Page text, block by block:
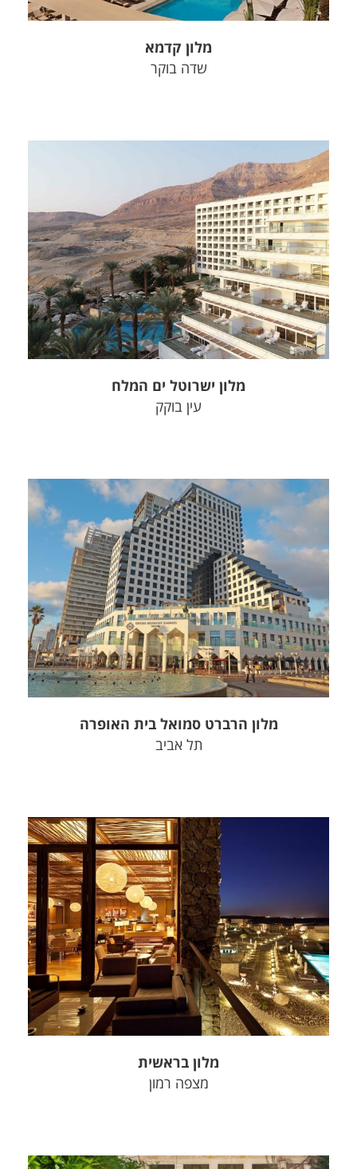
מלון קדמא
שדה בוקר
מלון ישרוטל ים המלח
עין בוקק
צפה בפרויקט
מלון הרברט סמואל בית האופרה
תל אביב
צפה בפרויקט
מלון בראשית
מצפה רמון
צפה בפרויקט